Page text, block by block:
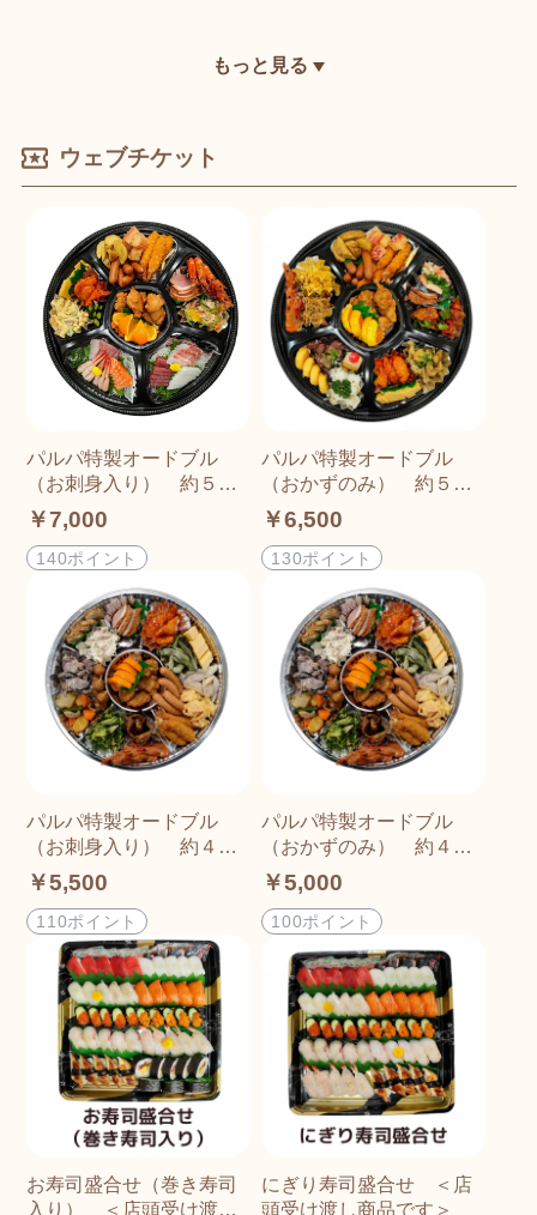
もっと見る
ウェブチケット
パルパ特製オードブル
（お刺身入り） 約５～
６人前 ＜店頭受け渡し
商品です＞
￥7,000
140ポイント
パルパ特製オードブル
（おかずのみ） 約５～
６人前 ＜店頭受け渡し
商品です＞
￥6,500
130ポイント
パルパ特製オードブル
（お刺身入り） 約４～
５人前 ＜店頭受け渡し
商品です＞
￥5,500
110ポイント
パルパ特製オードブル
（おかずのみ） 約４～
５人前 ＜店頭受け渡し
商品です＞
￥5,000
100ポイント
お寿司盛合せ（巻き寿司
入り） ＜店頭受け渡し
にぎり寿司盛合せ ＜店
頭受け渡し商品です＞